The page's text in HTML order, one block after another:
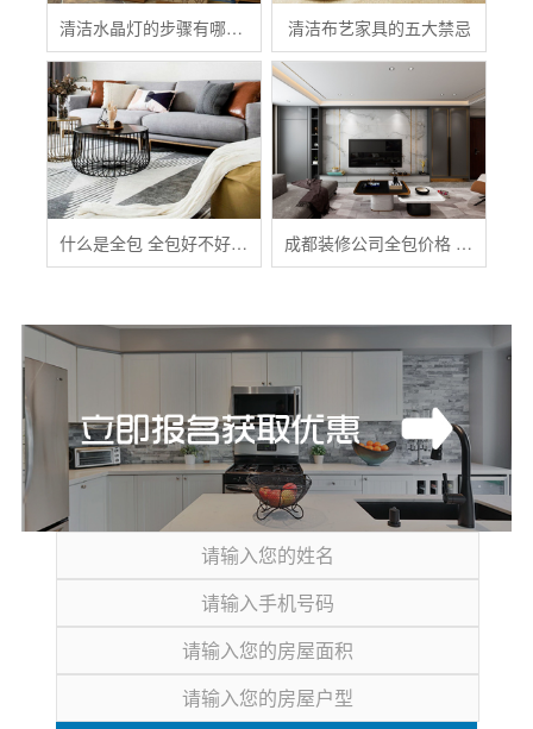
清洁水晶灯的步骤有哪些？ 清洁布艺家具的五大禁忌
什么是全包 全包好不好 全包装修注意事项有哪些 成都装修公司全包价格 成都全包装修多少钱一平